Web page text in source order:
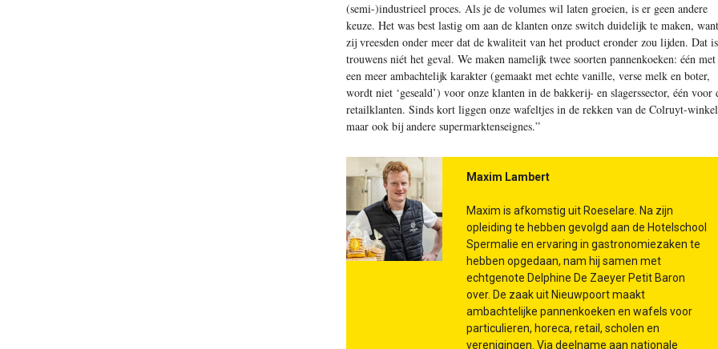
(semi-)industrieel proces. Als je de volumes wil laten groeien, is er geen andere
keuze. Het was best lastig om aan de klanten onze switch duidelijk te maken, want
zij vreesden onder meer dat de kwaliteit van het product eronder zou lijden. Dat is
trouwens niét het geval. We maken namelijk twee soorten pannenkoeken: één met
een meer ambachtelijk karakter (gemaakt met echte vanille, verse melk en boter,
wordt niet ‘geseald’) voor onze klanten in de bakkerij- en slagerssector, één voor
retailklanten. Sinds kort liggen onze wafeltjes in de rekken van de Colruyt-
maar ook bij andere supermarktenseignes.”
Maxim Lambert
Maxim is afkomstig uit Roeselare. Na zijn
opleiding te hebben gevolgd aan de Hotelschool
Spermalie en ervaring in gastronomiezaken te
hebben opgedaan, nam hij samen met
echtgenote Delphine De Zaeyer Petit Baron
over. De zaak uit Nieuwpoort maakt
ambachtelijke pannenkoeken en wafels voor
particulieren, horeca, retail, scholen en
verenigingen. Via deelname aan nationale